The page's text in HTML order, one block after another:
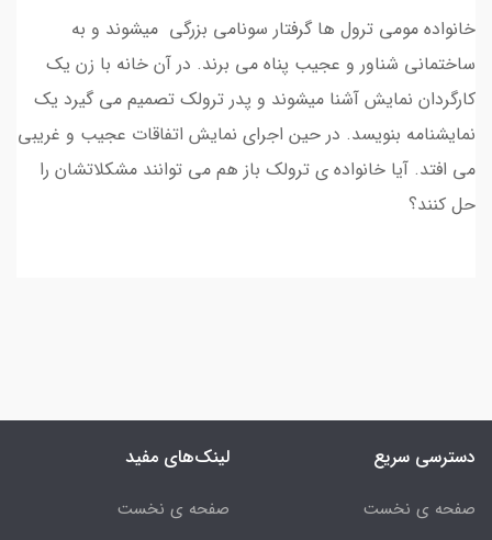
خانواده مومی ترول ها گرفتار سونامی بزرگی میشوند و به
ساختمانی شناور و عجیب پناه می برند. در آن خانه با زن یک
کارگردان نمایش آشنا میشوند و پدر ترولک تصمیم می گیرد یک
نمایشنامه بنویسد. در حین اجرای نمایش اتفاقات عجیب و غریبی
می افتد. آیا خانواده ی ترولک باز هم می توانند مشکلاتشان را
حل کنند؟
دسترسی سریع
صفحه ی نخست
لینک‌های مفید
صفحه ی نخست